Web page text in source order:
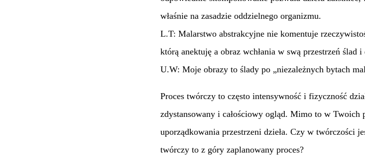
właśnie na zasadzie oddzielnego organizmu.
L.T: Malarstwo abstrakcyjne nie komentuje
którą anektuję a obraz wchłania w swą przestrzeń ślad
U.W: Moje obrazy to ślady po „niezależnych bytach
Proces twórczy to często intensywność i fizyczność
zdystansowany i całościowy ogląd. Mimo to w Twoich
uporządkowania przestrzeni dzieła. Czy w twórczości
twórczy to z góry zaplanowany proces?